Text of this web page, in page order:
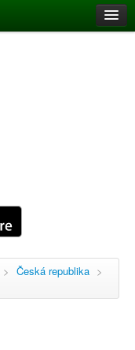
> Česká republika >